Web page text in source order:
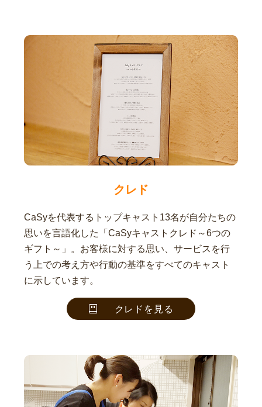
クレド
CaSyを代表するトップキャスト13名が自分たちの
思いを言語化した「CaSyキャストクレド～6つの
ギフト～」。お客様に対する思い、サービスを行
う上での考え方や行動の基準をすべてのキャスト
に示しています。
クレドを見る